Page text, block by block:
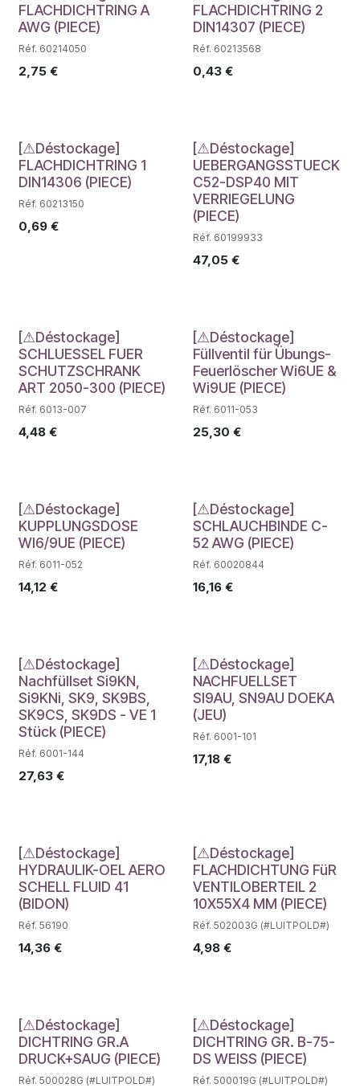
FLACHDICHTRING A
AWG (PIECE)
Réf. 60214050
2,75 €
FLACHDICHTRING 2
DIN14307 (PIECE)
Réf. 60213568
0,43€
Déstockage
[⚠Déstockage]
FLACHDICHTRING 1
DIN14306 (PIECE)
Réf. 60213150
0,69 €
Déstockage
[⚠Déstockage]
UEBERGANGSSTUECK
C52-DSP40 MIT
VERRIEGELUNG
(PIECE)
Réf. 60199933
47,05€
Déstockage
[⚠Déstockage]
SCHLUESSEL FUER
SCHUTZSCHRANK
ART 2050-300 (PIECE)
Réf. 6013-007
4,48 €
Déstockage
[⚠Déstockage]
Füllventil für Übungs-
Feuerlöscher Wi6UE &
Wi9UE (PIECE)
Réf. 6011-053
25,30 €
Déstockage
[⚠Déstockage]
KUPPLUNGSDOSE
WI6/9UE (PIECE)
Réf. 6011-052
14,12 €
Déstockage
[⚠Déstockage]
SCHLAUCHBINDE C-
52 AWG (PIECE)
Réf. 60020844
16,16€
Déstockage
[⚠Déstockage]
Nachfüllset Si9KN,
Si9KNi, SK9, SK9BS,
SK9CS, SK9DS - VE 1
Stück (PIECE)
Réf. 6001-144
27,63 €
Déstockage
[⚠Déstockage]
NACHFUELLSET
SI9AU, SN9AU DOEKA
(JEU)
Réf. 6001-101
17,18€
Déstockage
[⚠Déstockage]
HYDRAULIK-OEL AERO
SCHELL FLUID 41
(BIDON)
Réf. 56190
14,36 €
Déstockage
[⚠Déstockage]
FLACHDICHTUNG FüR
VENTILOBERTEIL 2
10X55X4 MM (PIECE)
Réf. 502003G (#LUITPOLD#)
4,98€
Déstockage
[⚠Déstockage]
DICHTRING GR.A
DRUCK+SAUG (PIECE)
Réf. 500028G (#LUITPOLD#)
Déstockage
[⚠Déstockage]
DICHTRING GR. B-75-
DS WEISS (PIECE)
Réf. 500019G (#LUITPOLD#)